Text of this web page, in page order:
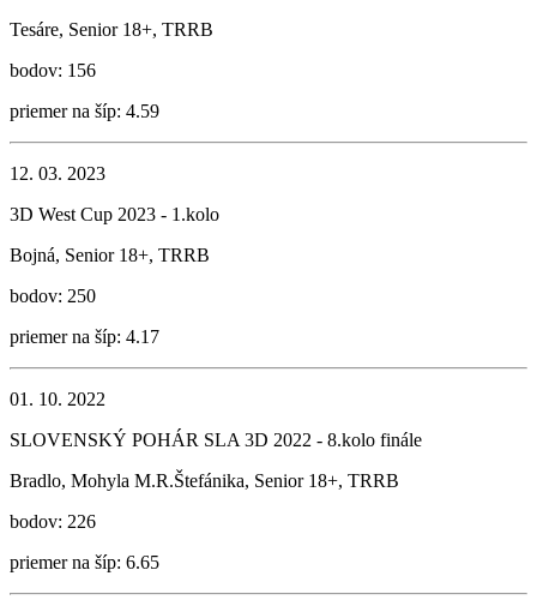
Tesáre, Senior 18+, TRRB
bodov: 156
priemer na šíp: 4.59
12. 03. 2023
3D West Cup 2023 - 1.kolo
Bojná, Senior 18+, TRRB
bodov: 250
priemer na šíp: 4.17
01. 10. 2022
SLOVENSKÝ POHÁR SLA 3D 2022 - 8.kolo finále
Bradlo, Mohyla M.R.Štefánika, Senior 18+, TRRB
bodov: 226
priemer na šíp: 6.65